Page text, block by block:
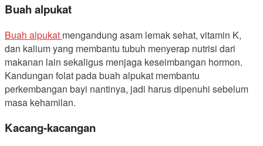
Buah alpukat
Buah alpukat mengandung asam lemak sehat, vitamin K,
dan kalium yang membantu tubuh menyerap nutrisi dari
makanan lain sekaligus menjaga keseimbangan hormon.
Kandungan folat pada buah alpukat membantu
perkembangan bayi nantinya, jadi harus dipenuhi sebelum
masa kehamilan.
Kacang-kacangan